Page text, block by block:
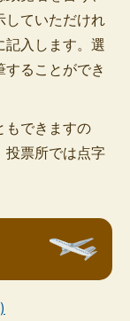
していただけれ
記入します。選
ることができ
もできますの
投票所では点字